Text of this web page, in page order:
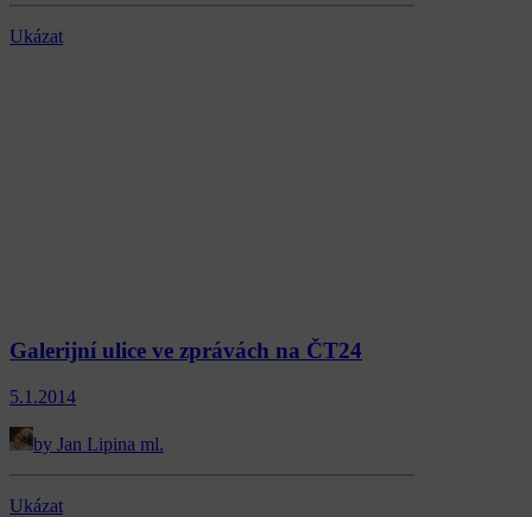
Ukázat
Galerijní ulice ve zprávách na ČT24
5.1.2014
by Jan Lipina ml.
Ukázat